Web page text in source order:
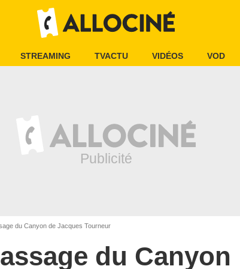
STREAMING TVACTU VIDÉOS VOD
du Canyon de Jacques Tourneur
du Canyon